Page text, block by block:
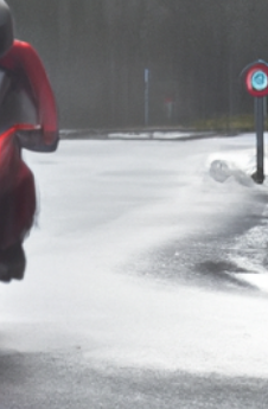
erreurs qui ruinent votre potager en